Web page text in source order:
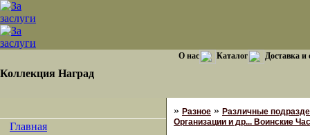
Коллекция Наград
О нас Каталог Доставка и
Главная
» Разное » Различные
Организации и др... Воинские